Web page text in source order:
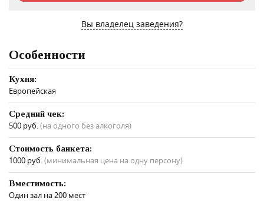
Вы владелец заведения?
Особенности
Кухня:
Европейская
Средний чек:
500 руб.(на одного без алкоголя)
Стоимость банкета:
1000 руб.(минимальная цена на одну персону)
Вместимость:
Один зал на 200 мест